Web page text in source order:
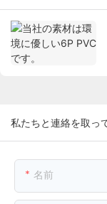
私たちと連絡を取っ
名前